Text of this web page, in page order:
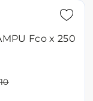
Fco x 250